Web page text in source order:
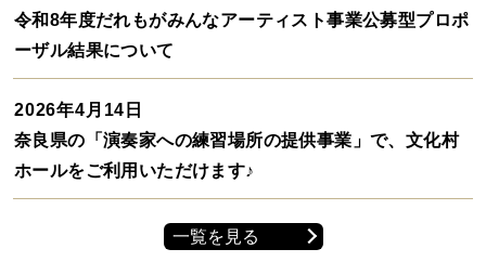
令和8年度だれもがみんなアーティスト事業公募型プロポ
ーザル結果について
2026年4月14日
奈良県の「演奏家への練習場所の提供事業」で、文化村
ホールをご利用いただけます♪
一覧を見る